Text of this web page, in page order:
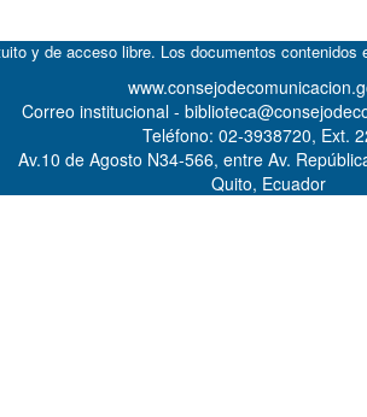
y de acceso libre. Los documentos
Correo institucional -
Teléfono: 02-3938720, Ext.
Av.10 de Agosto N34-566, entre Av.
Quito, Ecuador